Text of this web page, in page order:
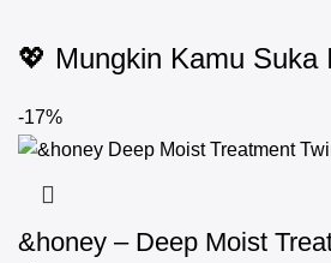
💖 Mungkin Kamu Suka
-17%
&honey – Deep Moist